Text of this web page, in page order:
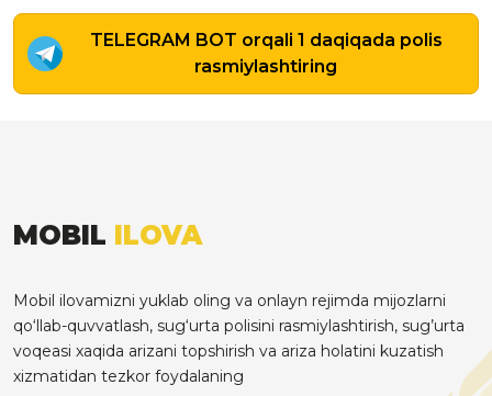
TELEGRAM BOT orqali 1 daqiqada polis
rasmiylashtiring
MOBIL ILOVA
Mobil ilovamizni yuklab oling va onlayn rejimda mijozlarni
qo‘llab-quvvatlash, sug‘urta polisini rasmiylashtirish, sug’urta
voqeasi xaqida arizani topshirish va ariza holatini kuzatish
xizmatidan tezkor foydalaning